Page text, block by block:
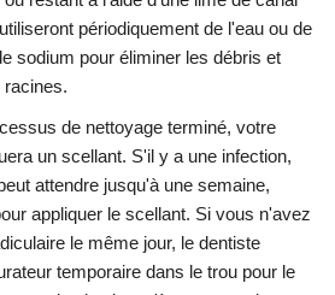
périodiquement de l'eau ou de
sodium pour éliminer les débris et
de nettoyage terminé, votre
un scellant. S'il y a une infection,
attendre jusqu'à une semaine,
appliquer le scellant. Si vous n'avez
le même jour, le dentiste
temporaire dans le trou pour le